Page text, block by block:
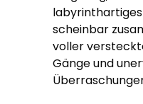
scheinbar
voller
Gänge und